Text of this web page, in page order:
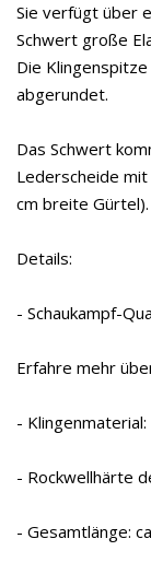
Sie verfügt über
Schwert große
Die
abgerundet.
Das Schwert
Lederscheide
cm breite Gürtel).
Details:
- Schaukampf-
Erfahre mehr
-
- Rockwellhärte
- Gesamtlänge: